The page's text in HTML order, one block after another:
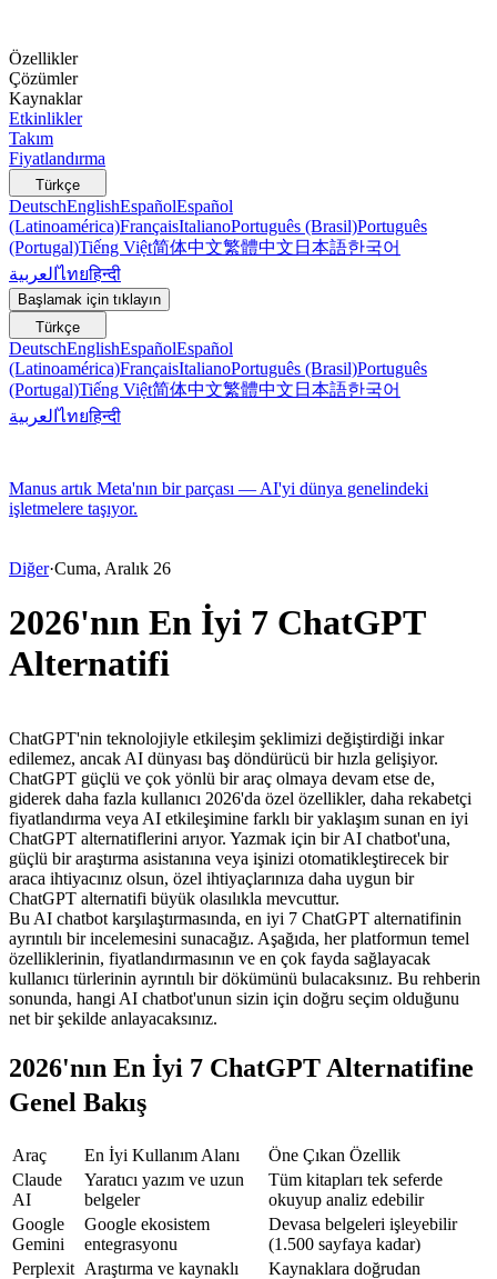
Özellikler
Çözümler
Kaynaklar
Etkinlikler
Takım
Fiyatlandırma
Türkçe
DeutschEnglishEspañolEspañol
(Latinoamérica)FrançaisItalianoPortuguês (Brasil)Português
(Portugal)Tiếng Việt简体中文繁體中文 日本語한국어
العربيةไทยहिन्दी
Başlamak için tıklayın
Türkçe
DeutschEnglishEspañolEspañol
(Latinoamérica)FrançaisItalianoPortuguês (Brasil)Português
(Portugal)Tiếng Việt简体中文繁體中文 日本語한국어
العربيةไทยहिन्दी
Manus artık Meta'nın bir parçası — AI'yi dünya genelindeki
işletmelere taşıyor.
Diğer·Cuma, Aralık 26
2026'nın En İyi 7 ChatGPT
Alternatifi
ChatGPT'nin teknolojiyle etkileşim şeklimizi değiştirdiği inkar
edilemez, ancak AI dünyası baş döndürücü bir hızla gelişiyor.
ChatGPT güçlü ve çok yönlü bir araç olmaya devam etse de,
giderek daha fazla kullanıcı 2026'da özel özellikler, daha rekabetçi
fiyatlandırma veya AI etkileşimine farklı bir yaklaşım sunan en iyi
ChatGPT alternatiflerini arıyor. Yazmak için bir AI chatbot'una,
güçlü bir araştırma asistanına veya işinizi otomatikleştirecek bir
araca ihtiyacınız olsun, özel ihtiyaçlarınıza daha uygun bir
ChatGPT alternatifi büyük olasılıkla mevcuttur.
Bu AI chatbot karşılaştırmasında, en iyi 7 ChatGPT alternatifinin
ayrıntılı bir incelemesini sunacağız. Aşağıda, her platformun temel
özelliklerinin, fiyatlandırmasının ve en çok fayda sağlayacak
kullanıcı türlerinin ayrıntılı bir dökümünü bulacaksınız. Bu rehberin
sonunda, hangi AI chatbot'unun sizin için doğru seçim olduğunu
net bir şekilde anlayacaksınız.
2026'nın En İyi 7 ChatGPT Alternatifine
Genel Bakış
Araç En İyi Kullanım Alanı
Öne Çıkan Özellik
Claude
AI
Yaratıcı yazım ve uzun
belgeler
Tüm kitapları tek seferde
okuyup analiz edebilir
Google
Gemini
Google ekosistem
entegrasyonu
Devasa belgeleri işleyebilir
(1.500 sayfaya kadar)
Perplexit Araştırma ve kaynaklı
Kaynaklara doğrudan